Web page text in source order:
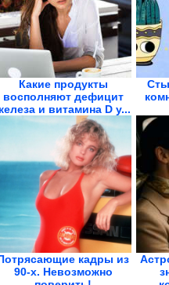
Какие продукты
восполняют дефицит
и витамина D у...
кадры из
90-х. Невозможно